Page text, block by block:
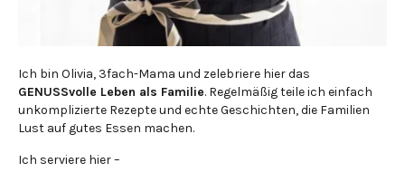
Ich bin Olivia, 3fach-Mama und zelebriere hier das
GENUSSvolle Leben als Familie. Regelmäßig teile ich einfach
unkomplizierte Rezepte und echte Geschichten, die Familien
Lust auf gutes Essen machen.
Ich serviere hier –